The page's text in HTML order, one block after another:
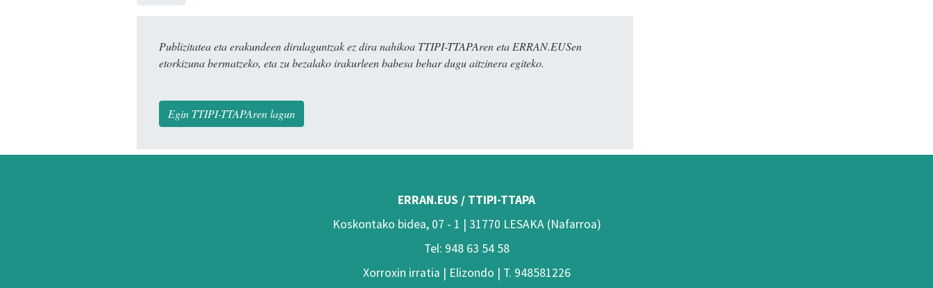
Publizitatea eta erakundeen dirulaguntzak ez dira nahikoa TTIPI-TTAPAren eta ERRAN.EUSen
etorkizuna bermatzeko, eta zu bezalako irakurleen babesa behar dugu aitzinera egiteko.
Egin TTIPI-TTAPAren lagun
ERRAN.EUS / TTIPI-TTAPA
Koskontako bidea, 07 - 1 | 31770 LESAKA (Nafarroa)
Tel: 948 63 54 58
Xorroxin irratia | Elizondo | T. 948581226